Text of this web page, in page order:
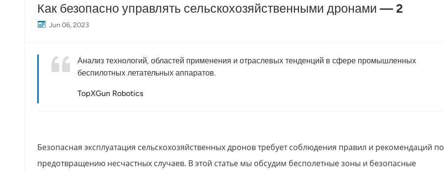
Как безопасно управлять сельскохозяйственными дронами — 2
Jun 06, 2023
Анализ технологий, областей применения и отраслевых тенденций в сфере промышленных
беспилотных летательных аппаратов.
TopXGun Robotics
Безопасная эксплуатация сельскохозяйственных дронов требует соблюдения правил и рекомендаций по
предотвращению несчастных случаев. В этой статье мы обсудим бесполетные зоны и безопасные